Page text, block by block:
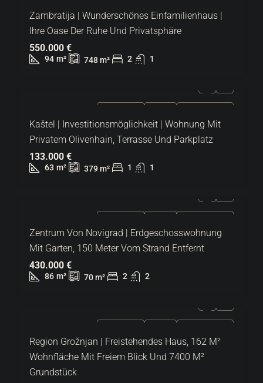
Zambratija | Wunderschönes Einfamilienhaus |
Ihre Oase Der Ruhe Und Privatsphäre
550.000 €
94 m² 748m² 2 1
Kaštel | Investitionsmöglichkeit | Wohnung Mit
Privatem Olivenhain, Terrasse Und Parkplatz
133.000 €
63 m² 379m² 1 1
Zentrum Von Novigrad | Erdgeschosswohnung
Mit Garten, 150 Meter Vom Strand Entfernt
430.000 €
86 m² 70m² 2 2
Region Grožnjan | Freistehendes Haus, 162 M²
Wohnfläche Mit Freiem Blick Und 7400 M²
Grundstück